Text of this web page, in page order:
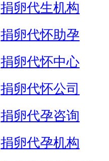
捐卵代生机构
捐卵代怀助孕
捐卵代怀中心
捐卵代怀公司
捐卵代孕咨询
捐卵代孕机构